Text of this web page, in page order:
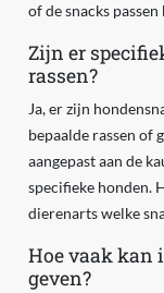
of de snacks
Zijn er
rassen?
Ja, er zijn
bepaalde rassen of
aangepast aan de
specifieke honden.
dierenarts welke
Hoe vaak kan
geven?